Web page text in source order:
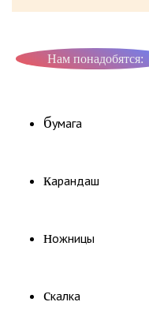
Нам понадобятся:
бумага
карандаш
ножницы
скалка